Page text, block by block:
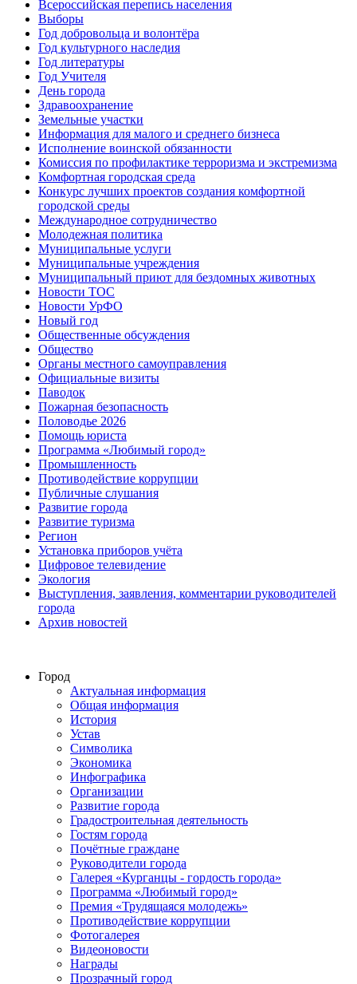
Всероссийская перепись населения
Выборы
Год добровольца и волонтёра
Год культурного наследия
Год литературы
Год Учителя
День города
Здравоохранение
Земельные участки
Информация для малого и среднего бизнеса
Исполнение воинской обязанности
Комиссия по профилактике терроризма и экстремизма
Комфортная городская среда
Конкурс лучших проектов создания комфортной
городской среды
Международное сотрудничество
Молодежная политика
Муниципальные услуги
Муниципальные учреждения
Муниципальный приют для бездомных животных
Новости ТОС
Новости УрФО
Новый год
Общественные обсуждения
Общество
Органы местного самоуправления
Официальные визиты
Паводок
Пожарная безопасность
Половодье 2026
Помощь юриста
Программа «Любимый город»
Промышленность
Противодействие коррупции
Публичные слушания
Развитие города
Развитие туризма
Регион
Установка приборов учёта
Цифровое телевидение
Экология
Выступления, заявления, комментарии руководителей
города
Архив новостей
Город
Актуальная информация
Общая информация
История
Устав
Символика
Экономика
Инфографика
Организации
Развитие города
Градостроительная деятельность
Гостям города
Почётные граждане
Руководители города
Галерея «Курганцы - гордость города»
Программа «Любимый город»
Премия «Трудящаяся молодежь»
Противодействие коррупции
Фотогалерея
Видеоновости
Награды
Прозрачный город